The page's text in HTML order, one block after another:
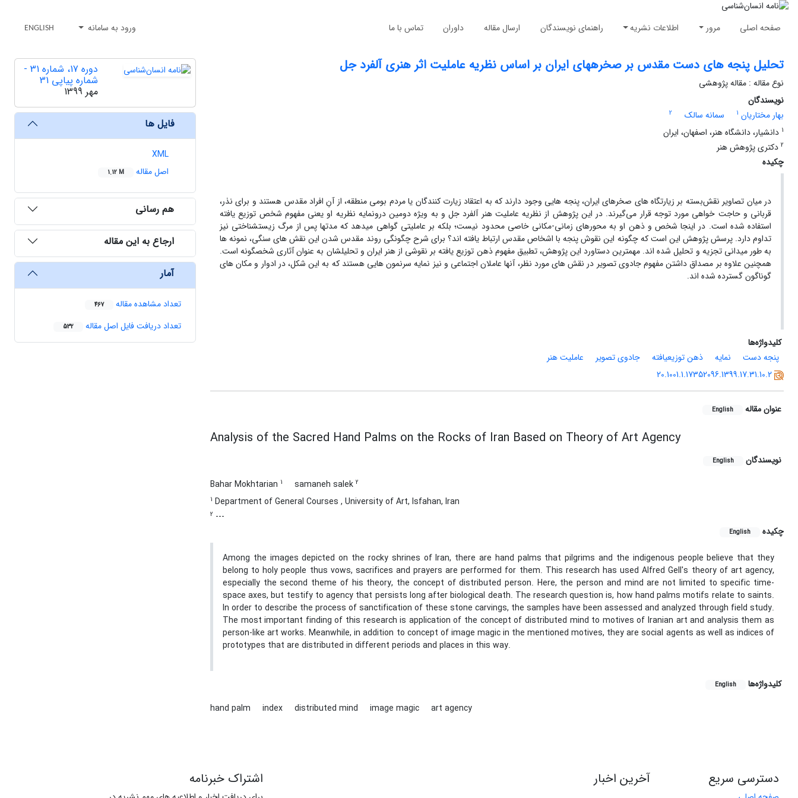
صفحه اصلی مرور اطلاعات نشریه راهنمای نویسندگان ارسال مقاله داوران تماس با ما ورود به سامانه ENGLISH
تحلیل پنجه­ های دست مقدس بر صخره­های ایران بر اساس نظریه­ عاملیت اثر هنری آلفرد جل
نوع مقاله : مقاله پژوهشی
نویسندگان
بهار مختاریان 1 سمانه سالک
2
1 دانشیار، دانشگاه هنر، اصفهان، ایران
2 دکتری پژوهش هنر
چکیده
در میان تصاویر نقش‌بسته بر زیارتگاه ­های صخره­ای ایران، پنجه­ هایی وجود دارند که به اعتقاد زیارت­ کنندگان یا مردم بومی منطقه، از آنِ افراد مقدس­ هستند و برای نذر،
قربانی و حاجت­ خواهی مورد توجه قرار می‌گیرند. در این پژوهش از نظریه عاملیت هنر آلفرد جل و به ویژه دومین درون­مایه­ نظریه­ او یعنی مفهوم شخص توزیع­ یافته
استفاده شده است. در اینجا شخص و ذهن او به محورهای زمانی-مکانی خاصی محدود نیست؛ بلکه بر عاملیتی گواهی می­دهد که مدت­ها پس از مرگ زیست­شناختی نیز
تداوم دارد. پرسش پژوهش این است که چگونه این نقوش پنجه­ با اشخاص مقدس ارتباط یافته ­اند؟ برای شرح چگونگی روند مقدس شدن این نقش­ های سنگی، نمونه ­ها
به طور میدانی تجزیه و تحلیل شده ­اند. مهم­ترین دستاورد این پژوهش، تطبیق مفهوم ذهن توزیع ­یافته بر نقوشی از هنر ایران و تحلیل­شان به عنوان آثاری شخص­گونه است.
همچنین علاوه بر مصداق داشتن مفهوم جادوی تصویر در نقش ­های مورد نظر، آنها عاملان اجتماعی و نیز نمایه­ سرنمون­ هایی هستند که به این شکل، در ادوار و مکان­ های
گوناگون گسترده شده ­اند.
کلیدواژه‌ها
پنجه دست
نمایه ذهن توزیع­یافته جادوی تصویر
عاملیت هنر
20.1001.1.17352096.1399.17.31.10.2
عنوان مقاله English
Analysis of the Sacred Hand Palms on the Rocks of Iran Based on Theory of Art Agency
نویسندگان English
Bahar Mokhtarian 1 samaneh salek 2
1 Department of General Courses , University of Art, Isfahan, Iran
2 ---
چکیده
English
Among the images depicted on the rocky shrines of Iran, there are hand palms that pilgrims and the indigenous people believe that they
belong to holy people thus vows, sacrifices and prayers are performed for them. This research has used Alfred Gell's theory of art agency,
especially the second theme of his theory, the concept of distributed person. Here, the person and mind are not limited to specific time-
space axes, but testify to agency that persists long after biological death. The research question is, how hand palms motifs relate to saints.
In order to describe the process of sanctification of these stone carvings, the samples have been assessed and analyzed through field study.
The most important finding of this research is application of the concept of distributed mind to motives of Iranian art and analysis them as
person-like art works. Meanwhile, in addition to concept of image magic in the mentioned motives, they are social agents as well as indices of
prototypes that are distributed in different periods and places in this way.
کلیدواژه‌ها English
hand‌ palm index distributed‌ mind image ‌magic art ‌agency
دوره 17، شماره 31 -
شماره پیاپی 31
مهر 1399
فایل ها
XML
اصل مقاله
1.12 M
هم رسانی
ارجاع به این مقاله
آمار
تعداد مشاهده مقاله 467
تعداد دریافت فایل اصل مقاله 532
دسترسی سریع آخرین اخبار اشتراک خبرنامه